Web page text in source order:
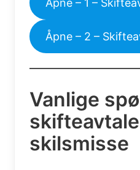
Åpne – 1 –
Åpne – 2 –
Vanlige
skilsmisse